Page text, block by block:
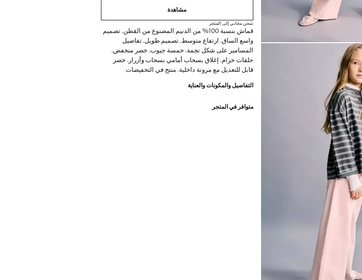
مشاهدة
شحن مجاني إلى المتجر
قماش بنسبة 100% من الدنيم المصنوع من القطن. تصميم
واسع الساق. ارتفاع متوسط. تصميم طويل. تفاصيل
المسامير على شكل نجمة. خمسة جيوب. خصر منخفض.
حلقات حزام. إغلاق بسحاب أمامي بسحاب وأزرار. خصر
قابل للتعديل مع مرونة داخلية. منتج في التخفيضات
التفاصيل والمكونات والعناية
متوافر في المتجر